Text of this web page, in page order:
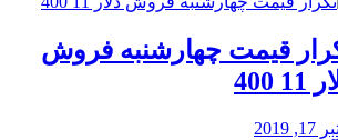
قیمت چهارشنبه فروش
400
2019